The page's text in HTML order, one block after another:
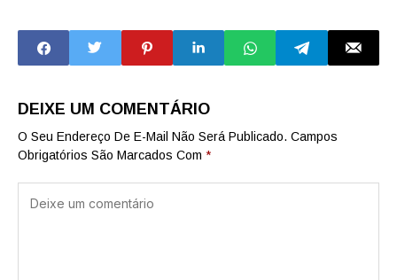
pela Fapesp
DEIXE UM COMENTÁRIO
O Seu Endereço De E-Mail Não Será Publicado. Campos
Obrigatórios São Marcados Com *